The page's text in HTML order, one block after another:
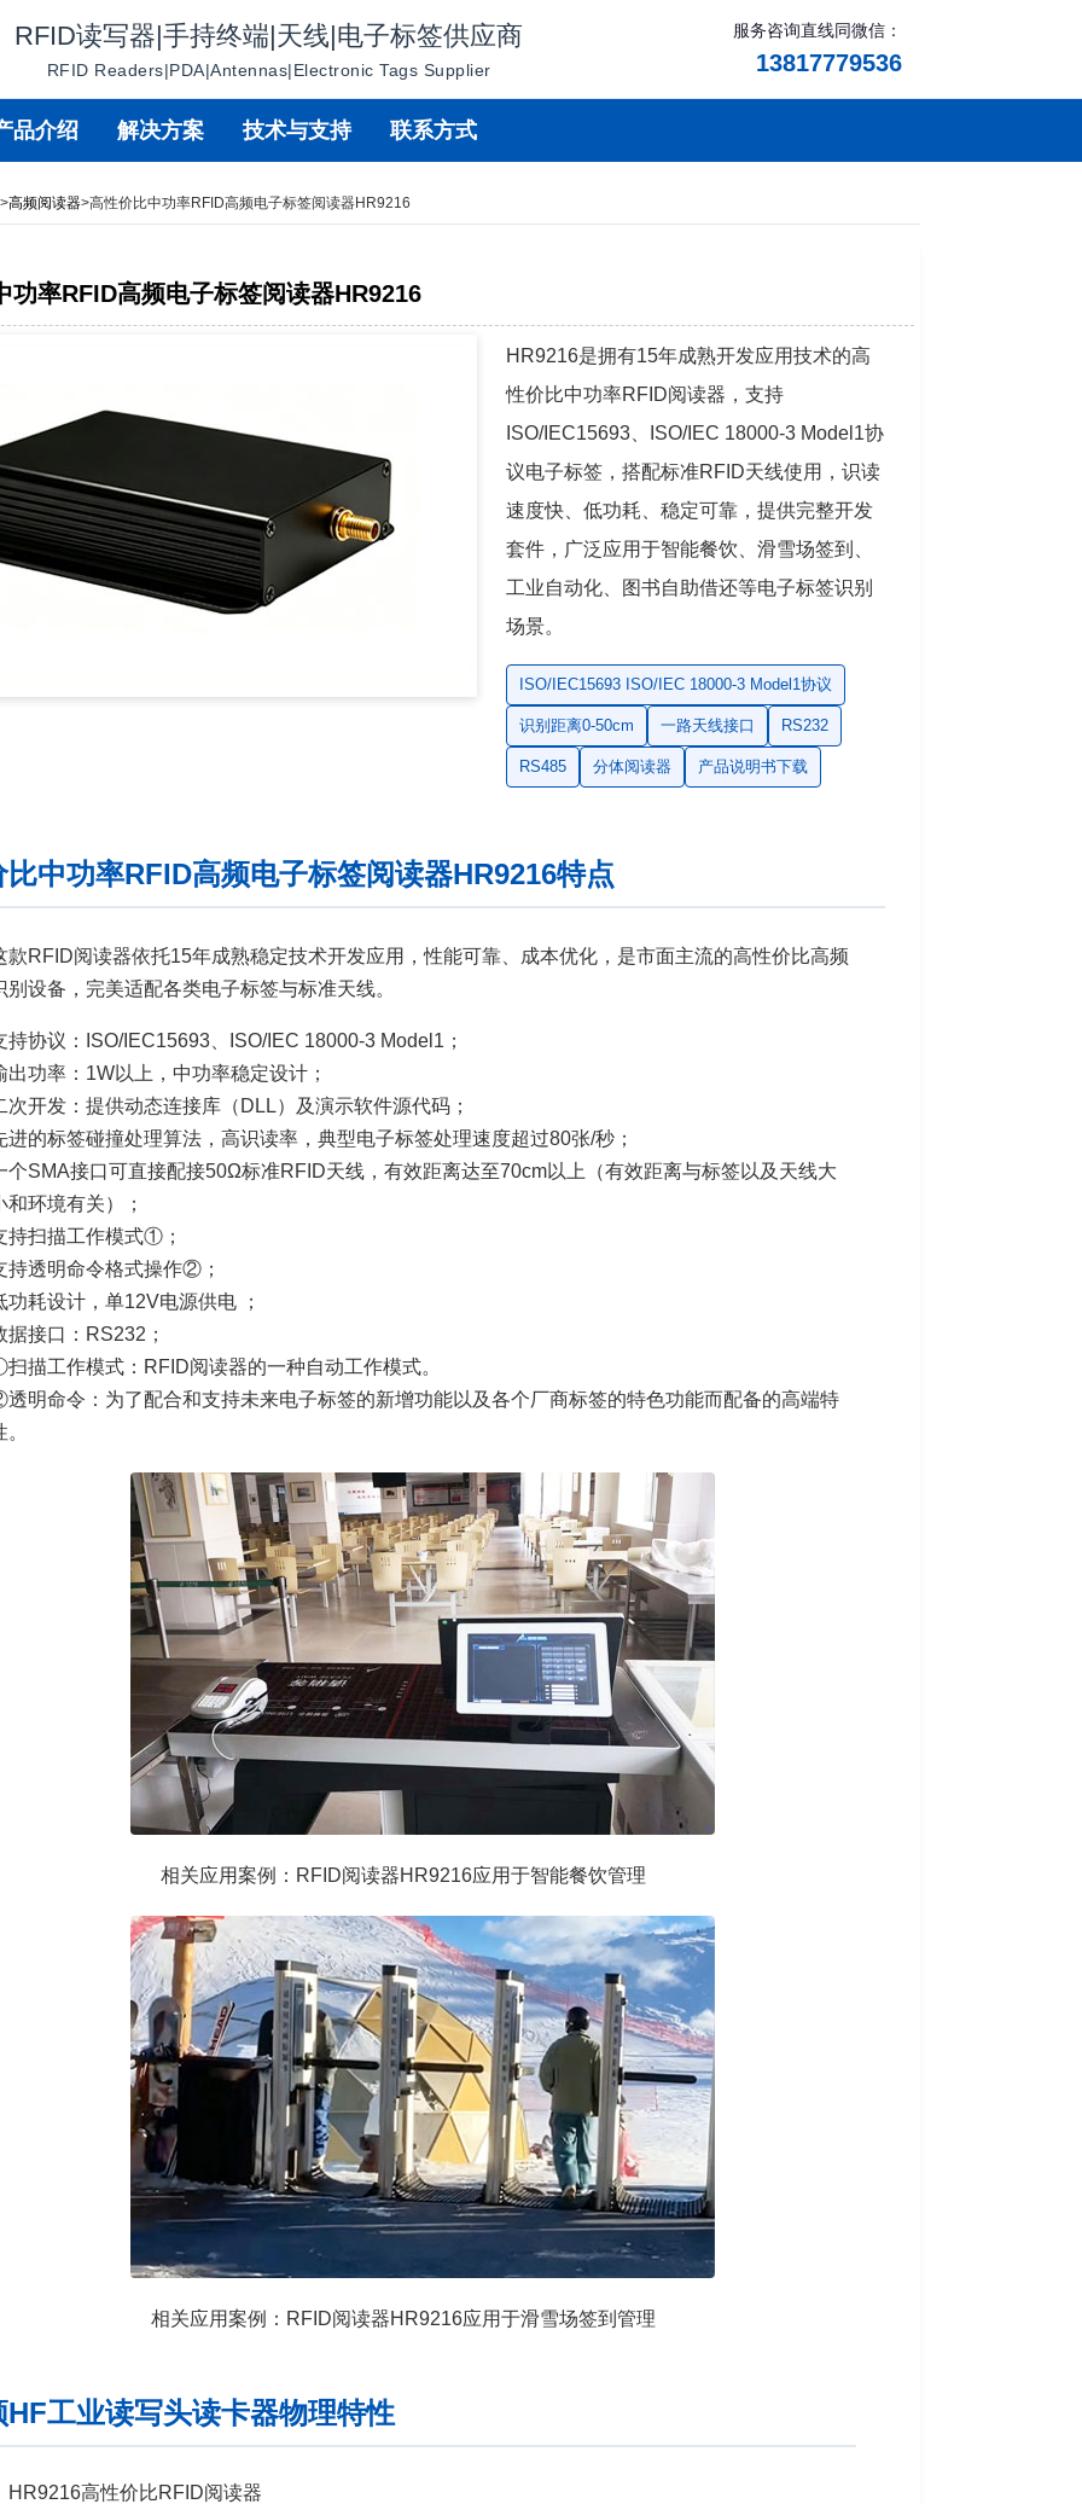
RFID读写器|手持终端|天线|电子标签供应商
RFID Readers|PDA|Antennas|Electronic Tags Supplier
服务咨询直线同微信：
13817779536
品介绍 解决方案 技术与支持 联系方式
>高频阅读器>高性价比中功率RFID高频电子标签阅读器HR9216
功率RFID高频电子标签阅读器HR9216
HR9216是拥有15年成熟开发应用技术的高
性价比中功率RFID阅读器，支持
ISO/IEC15693、ISO/IEC 18000-3 Model1协
议电子标签，搭配标准RFID天线使用，识读
速度快、低功耗、稳定可靠，提供完整开发
套件，广泛应用于智能餐饮、滑雪场签到、
工业自动化、图书自助借还等电子标签识别
场景。
ISO/IEC15693 ISO/IEC 18000-3 Model1协议
识别距离0-50cm 一路天线接口 RS232
RS485 分体阅读器 产品说明书下载
比中功率RFID高频电子标签阅读器HR9216特点
款RFID阅读器依托15年成熟稳定技术开发应用，性能可靠、成本优化，是市面主流的高性价比高频
别设备，完美适配各类电子标签与标准天线。
持协议：ISO/IEC15693、ISO/IEC 18000-3 Model1；
出功率：1W以上，中功率稳定设计；
次开发：提供动态连接库（DLL）及演示软件源代码；
进的标签碰撞处理算法，高识读率，典型电子标签处理速度超过80张/秒；
个SMA接口可直接配接50Ω标准RFID天线，有效距离达至70cm以上（有效距离与标签以及天线大
和环境有关）；
持扫描工作模式①；
持透明命令格式操作②；
功耗设计，单12V电源供电 ；
据接口：RS232；
描工作模式：RFID阅读器的一种自动工作模式。
明命令：为了配合和支持未来电子标签的新增功能以及各个厂商标签的特色功能而配备的高端特
。
相关应用案例：RFID阅读器HR9216应用于智能餐饮管理
相关应用案例：RFID阅读器HR9216应用于滑雪场签到管理
HF工业读写头读卡器物理特性
HR9216高性价比RFID阅读器